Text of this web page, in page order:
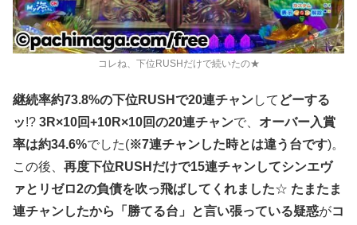
コレね、下位RUSHだけで続いたの★
継続率約73.8%の下位RUSHで20連チャンして どーする
ッ!? 3R×10回+10R×10回の20連チャンで、 オーバー入賞
率は約34.6%でした(※7連チャンした時とは違う台です)。
この後、 再度下位RUSHだけで15連チャンしてシンエヴ
ァとリゼロ2の負債を吹っ飛ばしてくれました☆ たまたま
連チャンしたから「勝てる台」と言い張っている疑惑がコ